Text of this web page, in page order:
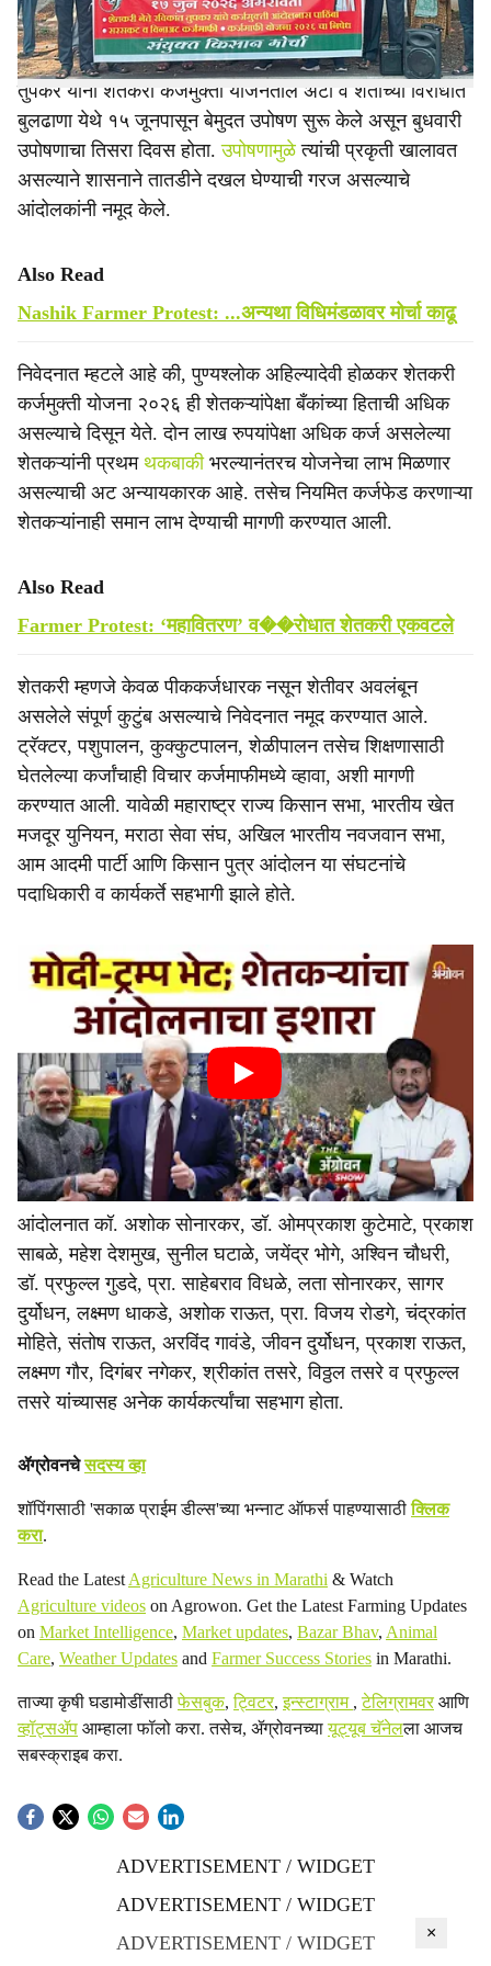
या मागणीसाठी मंगळवारी (ता. १७) विभागीय आयुक्त कार्यालयासमोर
निदर्शने करून मुख्यमंत्र्यांच्या नावे निवेदन देण्यात आले. रविकांत
तुपकर यांनी शेतकरी कर्जमुक्ती योजनेतील अटी व शर्तींच्या विरोधात
बुलढाणा येथे १५ जूनपासून बेमुदत उपोषण सुरू केले असून बुधवारी
उपोषणाचा तिसरा दिवस होता.उपोषणामुळेत्यांची प्रकृती खालावत
असल्याने शासनाने तातडीने दखल घेण्याची गरज असल्याचे
आंदोलकांनी नमूद केले.
Also Read
Nashik Farmer Protest: ...अन्यथा विधिमंडळावर मोर्चा काढू
निवेदनात म्हटले आहे की, पुण्यश्लोक अहिल्यादेवी होळकर शेतकरी
कर्जमुक्ती योजना २०२६ ही शेतकऱ्यांपेक्षा बँकांच्या हिताची अधिक
असल्याचे दिसून येते. दोन लाख रुपयांपेक्षा अधिक कर्ज असलेल्या
शेतकऱ्यांनी प्रथम थकबाकी भरल्यानंतरच योजनेचा लाभ मिळणार
असल्याची अट अन्यायकारक आहे. तसेच नियमित कर्जफेड करणाऱ्या
शेतकऱ्यांनाही समान लाभ देण्याची मागणी करण्यात आली.
Also Read
Farmer Protest: ‘महावितरण’ व��रोधात शेतकरी एकवटले
शेतकरी म्हणजे केवळ पीककर्जधारक नसून शेतीवर अवलंबून
असलेले संपूर्ण कुटुंब असल्याचे निवेदनात नमूद करण्यात आले.
ट्रॅक्टर, पशुपालन, कुक्कुटपालन, शेळीपालन तसेच शिक्षणासाठी
घेतलेल्या कर्जांचाही विचार कर्जमाफीमध्ये व्हावा, अशी मागणी
करण्यात आली. यावेळी महाराष्ट्र राज्य किसान सभा, भारतीय खेत
मजदूर युनियन, मराठा सेवा संघ, अखिल भारतीय नवजवान सभा,
आम आदमी पार्टी आणि किसान पुत्र आंदोलन या संघटनांचे
पदाधिकारी व कार्यकर्ते सहभागी झाले होते.
आंदोलनात कॉ. अशोक सोनारकर, डॉ. ओमप्रकाश कुटेमाटे, प्रकाश
साबळे, महेश देशमुख, सुनील घटाळे, जयेंद्र भोगे, अश्विन चौधरी,
डॉ. प्रफुल्ल गुडदे, प्रा. साहेबराव विधळे, लता सोनारकर, सागर
दुर्योधन, लक्ष्मण धाकडे, अशोक राऊत, प्रा. विजय रोडगे, चंद्रकांत
मोहिते, संतोष राऊत, अरविंद गावंडे, जीवन दुर्योधन, प्रकाश राऊत,
लक्ष्मण गौर, दिगंबर नगेकर, श्रीकांत तसरे, विठ्ठल तसरे व प्रफुल्ल
तसरे यांच्यासह अनेक कार्यकर्त्यांचा सहभाग होता.
ॲग्रोवनचेसदस्य व्हा
शॉपिंगसाठी 'सकाळ प्राईम डील्स'च्या भन्नाट ऑफर्स पाहण्यासाठीक्लिक
करा.
Read the Latest Agriculture News in Marathi & Watch
Agriculture videos on Agrowon. Get the Latest Farming Updates
on Market Intelligence, Market updates, Bazar Bhav, Animal
Care, Weather Updates and Farmer Success Stories in Marathi.
ताज्या कृषी घडामोडींसाठीफेसबुक,ट्विटर,इन्स्टाग्राम ,टेलिग्रामवरआणि
व्हॉट्सॲप आम्हाला फॉलो करा. तसेच, ॲग्रोवनच्यायूट्यूब चॅनेलला आजच
सबस्क्राइब करा.
ADVERTISEMENT / WIDGET
ADVERTISEMENT / WIDGET
ADVERTISEMENT / WIDGET
×